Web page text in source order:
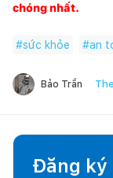
chóng nhất.
#sức khỏe #an
Bảo Trần
Đăng ký